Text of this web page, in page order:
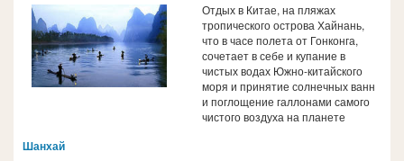
Отдых в Китае, на пляжах
тропического острова Хайнань,
что в часе полета от Гонконга,
сочетает в себе и купание в
чистых водах Южно-китайского
моря и принятие солнечных ванн
и поглощение галлонами самого
чистого воздуха на планете
Шанхай